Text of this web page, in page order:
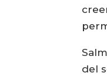
del